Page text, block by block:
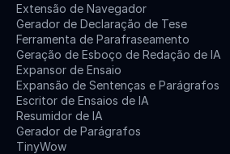
Extensão de Navegador
Gerador de Declaração de Tese
Ferramenta de Parafraseamento
Geração de Esboço de Redação de IA
Expansor de Ensaio
Expansão de Sentenças e Parágrafos
Escritor de Ensaios de IA
Resumidor de IA
Gerador de Parágrafos
TinyWow